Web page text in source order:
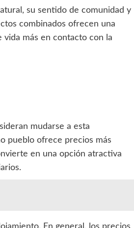
su sentido de comunidad y
combinados ofrecen una
más en contacto con la
mudarse a esta
pueblo ofrece precios más
en una opción atractiva